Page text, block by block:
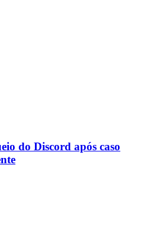
do Discord após caso